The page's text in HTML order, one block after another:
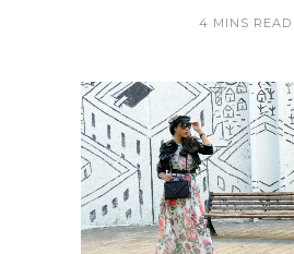
4 MINS READ